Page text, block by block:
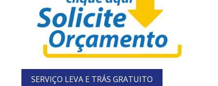
SERVIÇO LEVA E TRÁS GRATUITO